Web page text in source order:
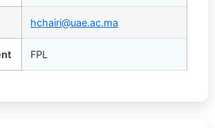
hchairi@uae.ac.ma
FPL